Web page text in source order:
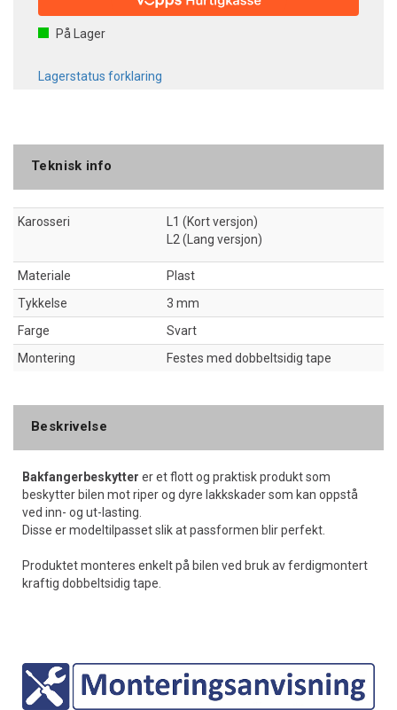
På Lager
Lagerstatus forklaring
Teknisk info
Karosseri
L1 (Kort versjon)
L2 (Lang versjon)
Materiale
Plast
Tykkelse
3 mm
Farge
Svart
Montering
Festes med dobbeltsidig tape
Beskrivelse
Bakfangerbeskytter er et flott og praktisk produkt som
beskytter bilen mot riper og dyre lakkskader som kan oppstå
ved inn- og ut-lasting.
Disse er modeltilpasset slik at passformen blir perfekt.
Produktet monteres enkelt på bilen ved bruk av ferdigmontert
kraftig dobbeltsidig tape.